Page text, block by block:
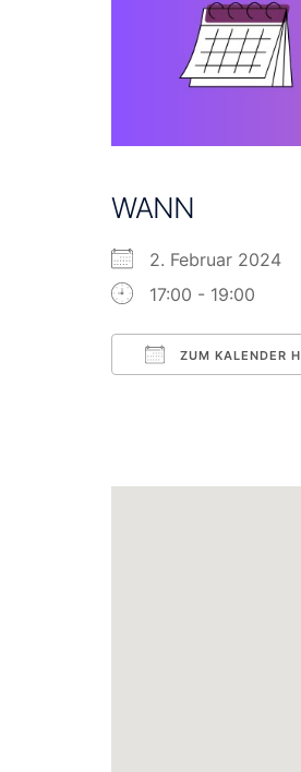
WANN
2. Februar 2024
17:00 - 19:00
ZUM KALENDER